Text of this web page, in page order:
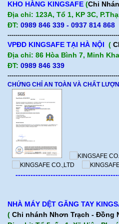
KHO HÀNG KINGSAFE (Chi
Địa chỉ: 123A, Tổ 1, KP 3C,
ĐT: 0989 846 339 - 0937 814 868
VPĐD KINGSAFE TẠI HÀ NỘI (
Địa chỉ: 86 Hòa Bình 7, Minh
ĐT: 0989 846 339
CHỨNG CHỈ AN TOÀN VÀ CHẤT
NHÀ MÁY DỆT GĂNG TAY
( Chi nhánh Nhơn Trạch - Đồng